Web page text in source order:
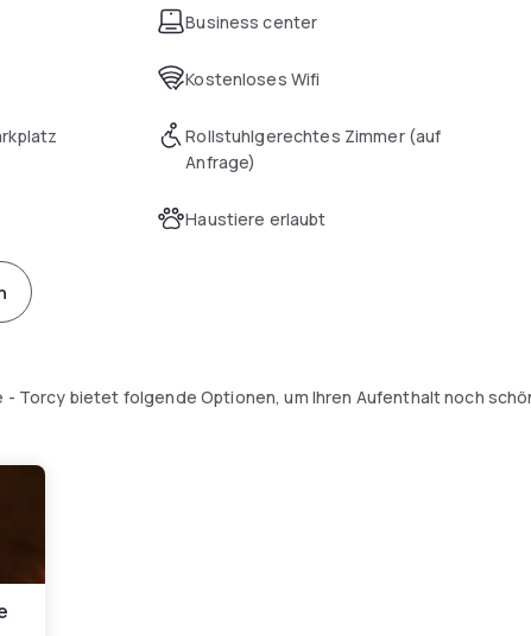
Business center
Kostenloses Wifi
Rollstuhlgerechtes Zimmer (auf
Anfrage)
Haustiere erlaubt
- Torcy bietet folgende Optionen, um Ihren Aufenthalt noch